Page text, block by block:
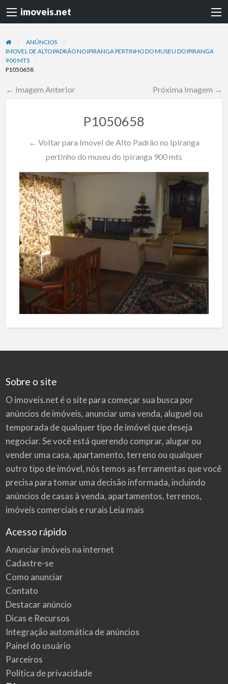
imoveis.net
ANÚNCIOS
IMOVEL DE ALTO PADRÃO NO IPIRANGA PERTINHO DO MUSEU DO IPIRANGA
900 MTS
P1050658
← Imagem Anterior Próxima Imagem →
P1050658
← Voltar para Imovel de Alto Padrão no Ipiranga
pertinho do museu do ipiranga 900 mts
Sobre o site
O imoveis.net é o site para começar sua busca por
anúncios de imóveis, anunciar uma venda, aluguel ou
temporada de qualquer tipo de imóvel que deseja
negociar. Se você está querendo comprar, alugar ou
vender uma casa, apartamento, terreno ou qualquer
outro tipo de imóvel, nós temos as ferramentas que você
precisa para tomar uma decisão informada, incluindo
anúncios de casas à venda, apartamentos, terrenos,
imóveis comerciais e rurais Leia mais
Acesso rápido
Anunciar imóveis na internet
Cadastre-se
Como anunciar
Contato
Destacar anúncio
Dicas e Recursos
Integração automática de anúncios
Painel do usuário
Parceiros
Política de privacidade